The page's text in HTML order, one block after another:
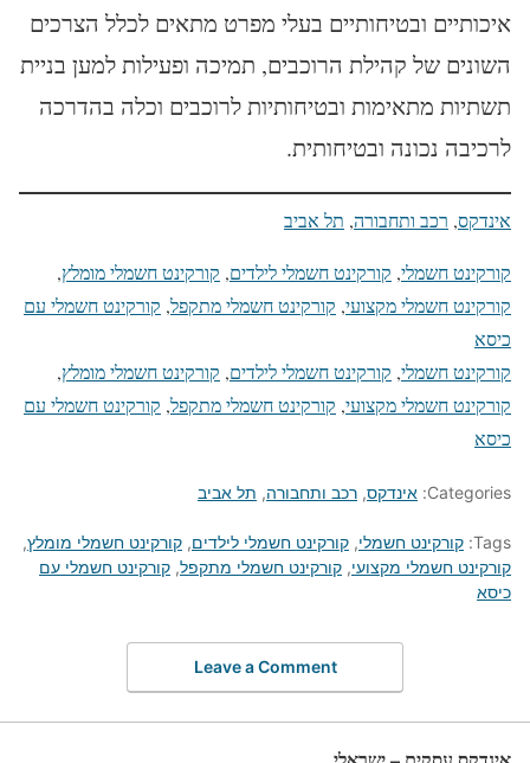
איכותיים ובטיחותיים בעלי מפרט מתאים לכלל הצרכים
השונים של קהילת הרוכבים, תמיכה ופעילות למען בניית
תשתיות מתאימות ובטיחותיות לרוכבים וכלה בהדרכה
לרכיבה נכונה ובטיחותית.
אינדקס, רכב ותחבורה, תל אביב
קורקינט חשמלי, קורקינט חשמלי לילדים, קורקינט חשמלי מומלץ,
קורקינט חשמלי מקצועי, קורקינט חשמלי מתקפל, קורקינט חשמלי עם
כיסא
קורקינט חשמלי, קורקינט חשמלי לילדים, קורקינט חשמלי מומלץ,
קורקינט חשמלי מקצועי, קורקינט חשמלי מתקפל, קורקינט חשמלי עם
כיסא
Categories: אינדקס, רכב ותחבורה, תל אביב
Tags: קורקינט חשמלי, קורקינט חשמלי לילדים, קורקינט חשמלי מומלץ,
קורקינט חשמלי מקצועי, קורקינט חשמלי מתקפל, קורקינט חשמלי עם
כיסא
Leave a Comment